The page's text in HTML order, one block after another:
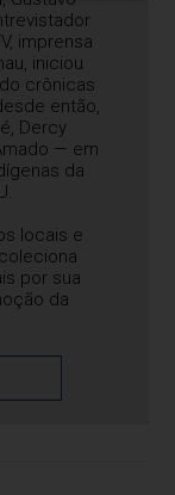
imprensa
iniciou
crônicas
então,
Dercy
— em
da
locais e
por sua
da